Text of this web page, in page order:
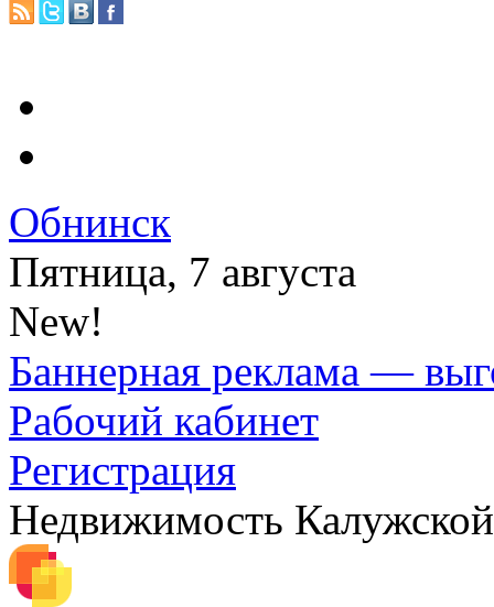
Обнинск
Пятница, 7 августа
New!
Баннерная реклама —
Рабочий кабинет
Регистрация
Недвижимость